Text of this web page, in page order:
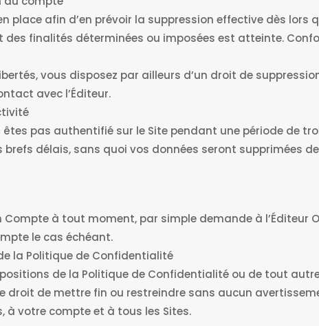
place afin d’en prévoir la suppression effective dès lors
des finalités déterminées ou imposées est atteinte.
vous disposez par ailleurs d’un droit de
avec l’Éditeur.
pas authentifié sur le Site pendant une période de
délais, sans quoi vos données seront supprimées
à tout moment, par simple demande à l’Éditeur
le cas échéant.
la Politique de Confidentialité
de la Politique de Confidentialité ou de tout
droit de mettre fin ou restreindre sans aucun
à votre compte et à tous les Sites.